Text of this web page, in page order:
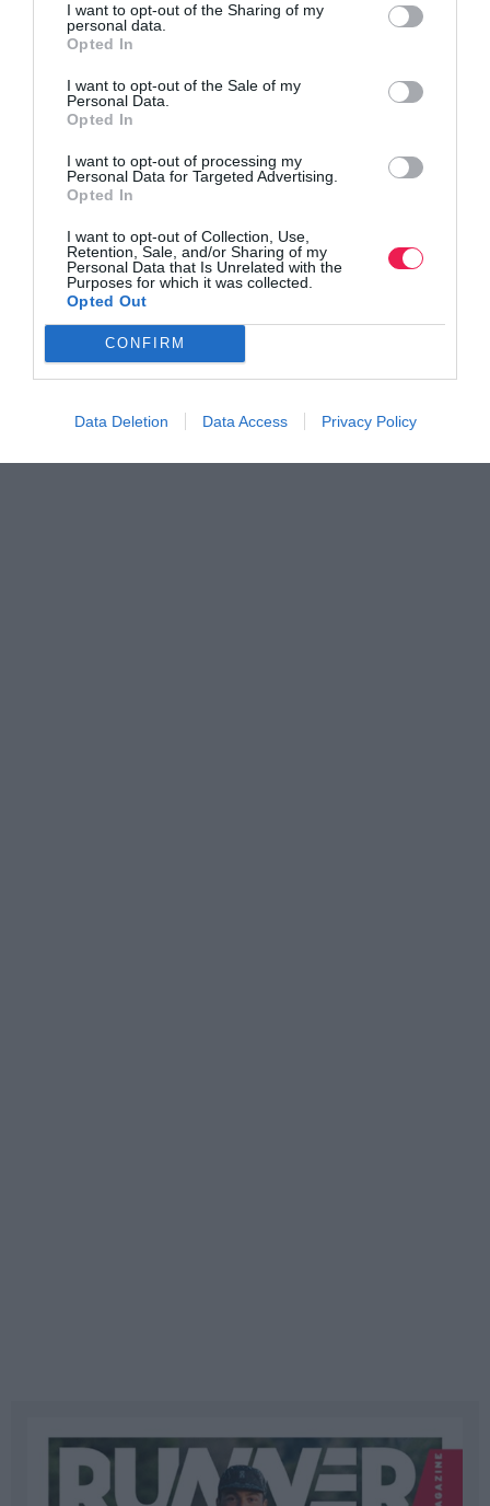
I want to opt-out of the Sharing of my
personal data.
Opted In
I want to opt-out of the Sale of my
Personal Data.
Opted In
I want to opt-out of processing my
Personal Data for Targeted Advertising.
Opted In
I want to opt-out of Collection, Use,
Retention, Sale, and/or Sharing of my
Personal Data that Is Unrelated with the
Purposes for which it was collected.
Opted Out
CONFIRM
Data Deletion Data Access Privacy Policy
Αγώνας Ορεινού Τρεξίματος “Σαμαριά”
ακολουθούν σηµατοδοτηµένο µονοπάτι διασχί-
ζοντας τµήµα του γνωστού και εκπληκτικής φυσικής
έναν µεγάλο κύκλο, οι αθλητές τερµατίζουν στο
Καταφύγιο Καλλέργη, αφού έχουν καλύ- ψει συνολικά
14.870 µέτρα απόστασης και 1.900 µέτρα υψοµετρικής
διαφοράς (1.200 µ. Ανηφό- ρα – 700 µ. Κατηφόρα).